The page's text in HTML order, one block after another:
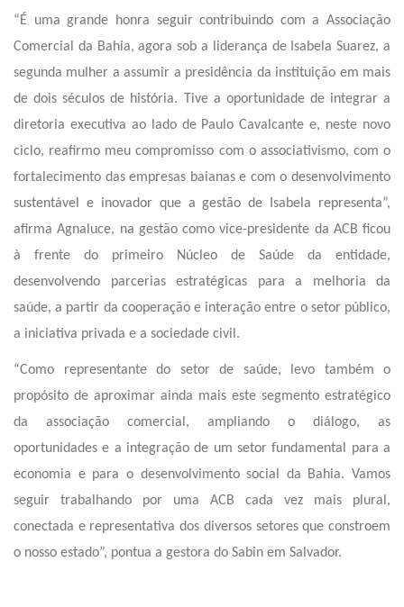
“É uma grande honra seguir contribuindo com a Associação
Comercial da Bahia, agora sob a liderança de Isabela Suarez, a
segunda mulher a assumir a presidência da instituição em mais
de dois séculos de história. Tive a oportunidade de integrar a
diretoria executiva ao lado de Paulo Cavalcante e, neste novo
ciclo, reafirmo meu compromisso com o associativismo, com o
fortalecimento das empresas baianas e com o desenvolvimento
sustentável e inovador que a gestão de Isabela representa”,
afirma Agnaluce, na gestão como vice-presidente da ACB ficou
à frente do primeiro Núcleo de Saúde da entidade,
desenvolvendo parcerias estratégicas para a melhoria da
saúde, a partir da cooperação e interação entre o setor público,
a iniciativa privada e a sociedade civil.
“Como representante do setor de saúde, levo também o
propósito de aproximar ainda mais este segmento estratégico
da associação comercial, ampliando o diálogo, as
oportunidades e a integração de um setor fundamental para a
economia e para o desenvolvimento social da Bahia. Vamos
seguir trabalhando por uma ACB cada vez mais plural,
conectada e representativa dos diversos setores que constroem
o nosso estado”, pontua a gestora do Sabin em Salvador.